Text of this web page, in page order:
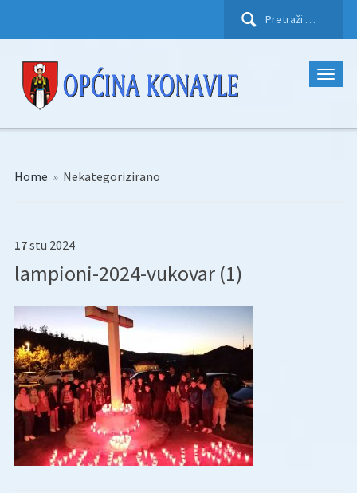
Pretraži:
Home » Nekategorizirano
17stu 2024
lampioni-2024-vukovar (1)